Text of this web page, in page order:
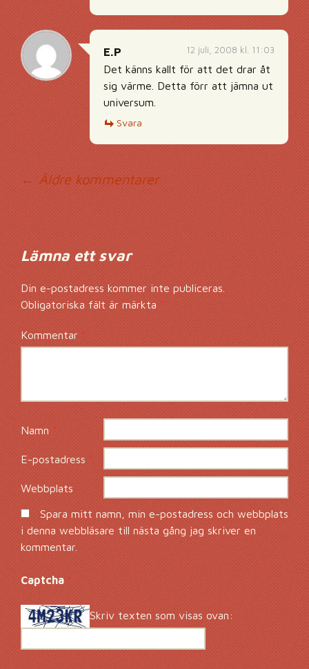
12 juli, 2008 kl. 11:03
E.P
Det känns kallt för att det drar åt
sig värme. Detta förr att jämna ut
universum.
Svara
← Äldre kommentarer
Lämna ett svar
Din e-postadress kommer inte publiceras.
Obligatoriska fält är märkta*
Kommentar*
Namn *
E-postadress *
Webbplats
Spara mitt namn, min e-postadress och webbplats
i denna webbläsare till nästa gång jag skriver en
kommentar.
Captcha*
Skriv texten som visas ovan: